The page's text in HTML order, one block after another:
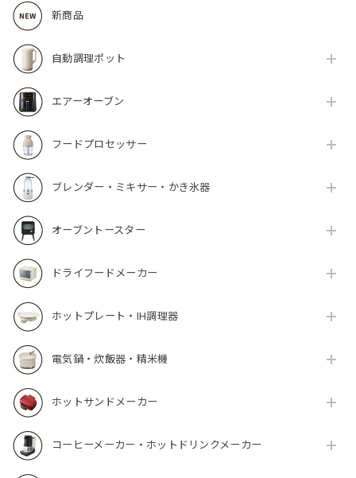
新商品
自動調理ポット
エアーオーブン
フードプロセッサー
ブレンダー・ミキサー・かき氷器
オーブントースター
ドライフードメーカー
ホットプレート・IH調理器
電気鍋・炊飯器・精米機
ホットサンドメーカー
コーヒーメーカー・ホットドリンクメーカー